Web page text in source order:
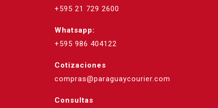
+595 21 729 2600
Whatsapp:
+595 986 404122
Cotizaciones
compras@paraguaycourier.com
Consultas